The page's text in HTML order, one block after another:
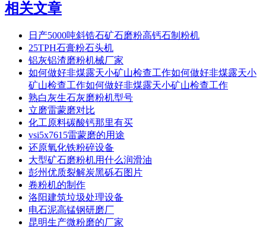
相关文章
日产5000吨斜锆石矿石磨粉高钙石制粉机
25TPH石膏粉石头机
铝灰铝渣磨粉机械厂家
如何做好非煤露天小矿山检查工作如何做好非煤露天小
矿山检查工作如何做好非煤露天小矿山检查工作
熟白灰生石灰磨粉机型号
立磨雷蒙磨对比
化工原料碳酸钙那里有买
vsi5x7615雷蒙磨的用途
还原氧化铁粉碎设备
大型矿石磨粉机用什么润滑油
彭州优质裂解炭黑砾石图片
卷粉机的制作
洛阳建筑垃圾处理设备
电石泥高锰钢研磨厂
昆明生产微粉磨的厂家